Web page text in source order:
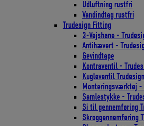
Udluftning rustfri
Vandindtag rustfri
Trudesign Fitting
3-Vejshane -
Antihævert -
Gevindtape
Kontraventil -
Kugleventil Trudesign
Monteringsværktøj -
Samlestykke -
Si til gennemføring
Skroggennemføring